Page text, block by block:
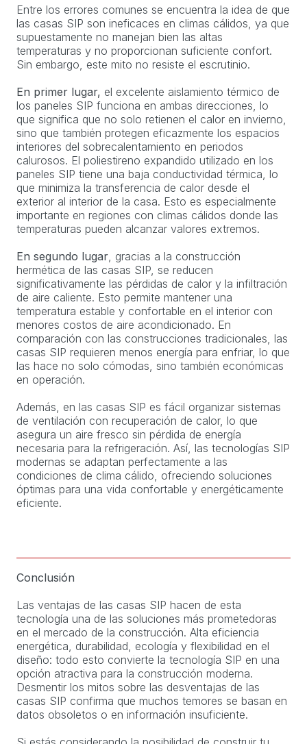
Entre los errores comunes se encuentra la idea de que
las casas SIP son ineficaces en climas cálidos, ya que
supuestamente no manejan bien las altas
temperaturas y no proporcionan suficiente confort.
Sin embargo, este mito no resiste el escrutinio.
En primer lugar, el excelente aislamiento térmico de
los paneles SIP funciona en ambas direcciones, lo
que significa que no solo retienen el calor en invierno,
sino que también protegen eficazmente los espacios
interiores del sobrecalentamiento en periodos
calurosos. El poliestireno expandido utilizado en los
paneles SIP tiene una baja conductividad térmica, lo
que minimiza la transferencia de calor desde el
exterior al interior de la casa. Esto es especialmente
importante en regiones con climas cálidos donde las
temperaturas pueden alcanzar valores extremos.
En segundo lugar , gracias a la construcción
hermética de las casas SIP, se reducen
significativamente las pérdidas de calor y la infiltración
de aire caliente. Esto permite mantener una
temperatura estable y confortable en el interior con
menores costos de aire acondicionado. En
comparación con las construcciones tradicionales, las
casas SIP requieren menos energía para enfriar, lo que
las hace no solo cómodas, sino también económicas
en operación.
Además, en las casas SIP es fácil organizar sistemas
de ventilación con recuperación de calor, lo que
asegura un aire fresco sin pérdida de energía
necesaria para la refrigeración. Así, las tecnologías SIP
modernas se adaptan perfectamente a las
condiciones de clima cálido, ofreciendo soluciones
óptimas para una vida confortable y energéticamente
eficiente.
Conclusión
Las ventajas de las casas SIP hacen de esta
tecnología una de las soluciones más prometedoras
en el mercado de la construcción. Alta eficiencia
energética, durabilidad, ecología y flexibilidad en el
diseño: todo esto convierte la tecnología SIP en una
opción atractiva para la construcción moderna.
Desmentir los mitos sobre las desventajas de las
casas SIP confirma que muchos temores se basan en
datos obsoletos o en información insuficiente.